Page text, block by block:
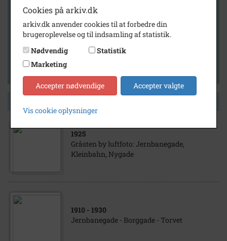
Vis kun med billeder
Vis kun med filmklip
Vis kun med kilder
1925
Gråsten by luftfoto: Jernbanegade,
Kleinbahn, Nygade
1910 - 1930
Jernbanegade - Borggade - Torvet
Cookies på arkiv.dk
arkiv.dk anvender cookies til at forbedre din
brugeroplevelse og til indsamling af statistik.
Nødvendig
Statistik
Marketing
Accepter nødvendige Accepter valgte
Vis cookie oplysninger